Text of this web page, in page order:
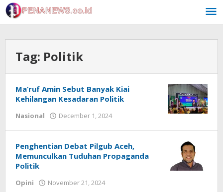
Skip
to
content
Tag: Politik
Ma’ruf Amin Sebut Banyak Kiai
Kehilangan Kesadaran Politik
Nasional December 1, 2024
Penghentian Debat Pilgub Aceh,
Memunculkan Tuduhan Propaganda
Politik
Opini November 21, 2024